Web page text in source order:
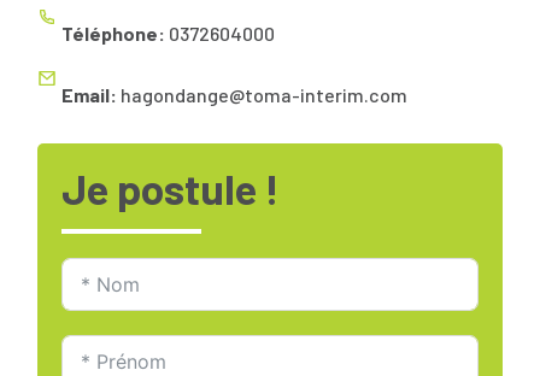
Téléphone: 0372604000
Email: hagondange@toma-interim.com
Je postule !